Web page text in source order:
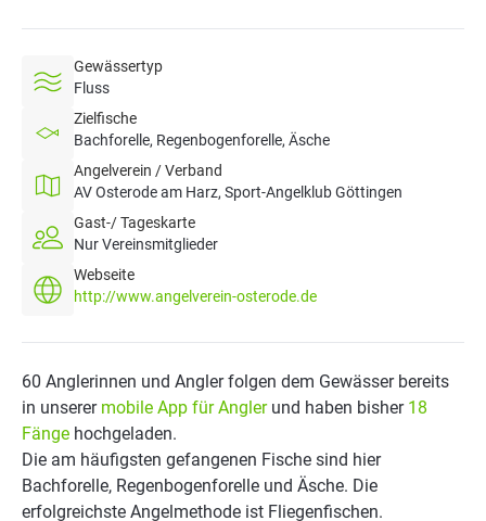
Gewässertyp
Fluss
Zielfische
Bachforelle, Regenbogenforelle, Äsche
Angelverein / Verband
AV Osterode am Harz, Sport-Angelklub Göttingen
Gast-/ Tageskarte
Nur Vereinsmitglieder
Webseite
http://www.angelverein-osterode.de
60 Anglerinnen und Angler folgen dem Gewässer bereits
in unserer mobile App für Anglerund haben bisher 18
Fänge hochgeladen.
Die am häufigsten gefangenen Fische sind hier
Bachforelle, Regenbogenforelle und Äsche. Die
erfolgreichste Angelmethode ist Fliegenfischen.